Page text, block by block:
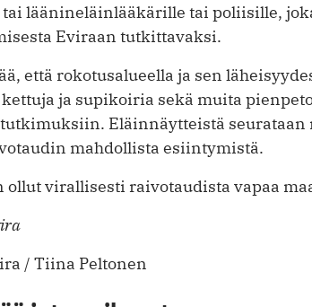
läänineläinlääkärille tai poliisille,
Eviraan tutkittavaksi.
että rokotusalueella ja sen
ja supikoiria sekä muita
Eläinnäytteistä seurataan
mahdollista esiintymistä.
ollut virallisesti raivotaudista vapaa
/ Tiina Peltonen